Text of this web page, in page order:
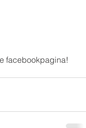
facebookpagina!